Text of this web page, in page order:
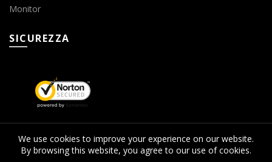
Monitor
SICUREZZA
We use cookies to improve your experience on our website.
By browsing this website, you agree to our use of cookies.